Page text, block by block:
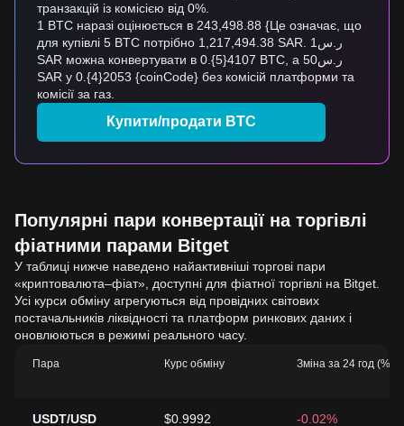
транзакцій із комісією від 0%.
1 BTC наразі оцінюється в 243,498.88 {Це означає, що
для купівлі 5 BTC потрібно 1,217,494.38 SAR. ر.س1
SAR можна конвертувати в 0.{5}4107 BTC, а ر.س50
SAR у 0.{4}2053 {coinCode} без комісій платформи та
комісії за газ.
Купити/продати BTC
Популярні пари конвертації на торгівлі
фіатними парами Bitget
У таблиці нижче наведено найактивніші торгові пари
«криптовалюта–фіат», доступні для фіатної торгівлі на Bitget.
Усі курси обміну агрегуються від провідних світових
постачальників ліквідності та платформ ринкових даних і
оновлюються в режимі реального часу.
Пара Курс обміну Зміна за 24 год (%)
USDT/USD $0.9992 -0.02%